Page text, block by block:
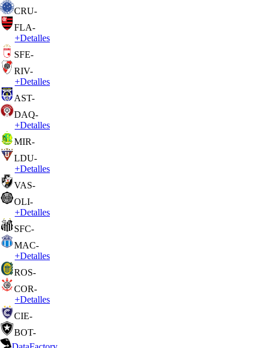
CRU-
FLA-
+Detalles
SFE-
RIV-
+Detalles
AST-
DAQ-
+Detalles
MIR-
LDU-
+Detalles
VAS-
OLI-
+Detalles
SFC-
MAC-
+Detalles
ROS-
COR-
+Detalles
CIE-
BOT-